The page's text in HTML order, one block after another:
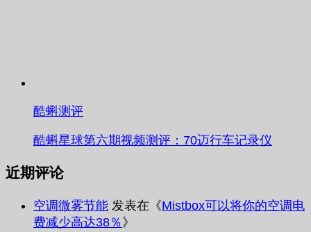
酷蝌测评
酷蝌星球第六期视频测评：70迈行车记录仪
近期评论
空调微雾节能 发表在《Mistbox可以将你的空调电
费减少高达38％ 》